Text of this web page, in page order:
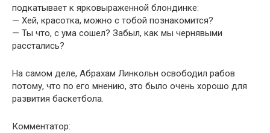
подкатывает к ярковыраженной блондинке:
— Хей, красотка, можно с тобой познакомится?
— Ты что, с ума сошел? Забыл, как мы чернявыми
расстались?
На самом деле, Абрахам Линкольн освободил рабов
потому, что по его мнению, это было очень хорошо для
развития баскетбола.
Комментатор: